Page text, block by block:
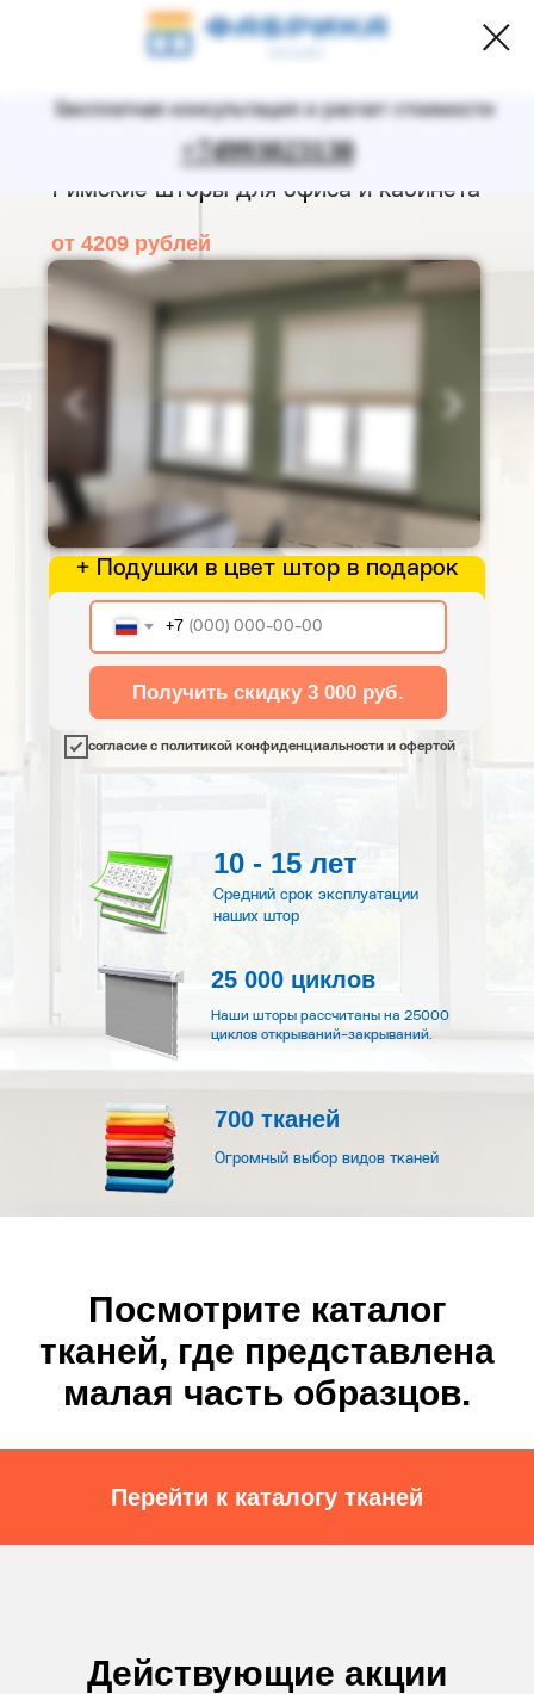
Бесплатная консультация и расчет стоимости
+74993023130
Римские шторы для офиса и кабинета
от 4209 рублей
10 - 15 лет
Средний срок эксплуатации
наших штор
25 000 циклов
Наши шторы рассчитаны на 25000
циклов открываний-закрываний.
Огромный выбор видов тканей
700 тканей
+ Подушки в цвет штор в подарок
согласие с политикой конфиденциальности и офертой
+7
Получить скидку 3 000 руб.
Посмотрите каталог
тканей, где представлена
малая часть образцов.
Перейти к каталогу тканей
Действующие акции